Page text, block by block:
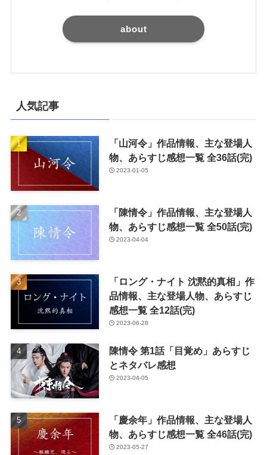
about
人気記事
「山河令」作品情報、主な登場人
物、あらすじ感想一覧 全36話(完)
2023-01-05
「陳情令」作品情報、主な登場人
物、あらすじ感想一覧 全50話(完)
2023-04-04
「ロング・ナイト 沈黙的真相」作
品情報、主な登場人物、あらすじ
感想一覧 全12話(完)
2023-06-28
陳情令 第1話「目覚め」あらすじ
とネタバレ感想
2023-04-05
「慶余年」作品情報、主な登場人
物、あらすじ感想一覧 全46話(完)
2023-05-27